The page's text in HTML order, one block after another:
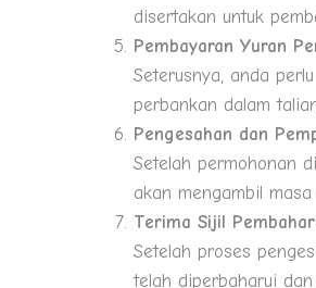
disertakan untuk
Pembayaran Yuran
Seterusnya, anda
perbankan dalam
Pengesahan dan
Setelah permohonan
akan mengambil
Terima Sijil
Setelah proses
telah diperbaharui